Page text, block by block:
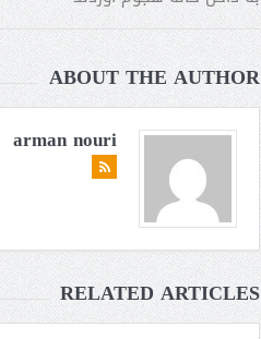
ABOUT THE AUTHOR
arman nouri
RELATED ARTICLES